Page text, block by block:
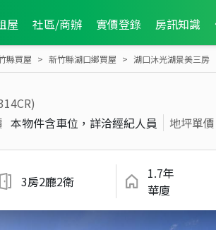
屋 社區/商辦 實價登錄 房訊知識
縣買屋 新竹縣湖口鄉買屋 湖口沐光湖景美三房
本物件含車位，詳洽經紀人員 地坪單價
3房2廳2衛
1.7年
華廈